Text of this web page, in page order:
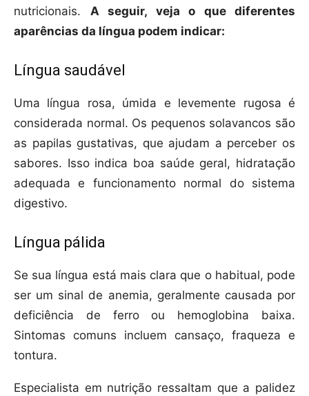
nutricionais. A seguir, veja o que diferentes
aparências da língua podem indicar:
Língua saudável
Uma língua rosa, úmida e levemente rugosa é
considerada normal. Os pequenos solavancos são
as papilas gustativas, que ajudam a perceber os
sabores. Isso indica boa saúde geral, hidratação
adequada e funcionamento normal do sistema
digestivo.
Língua pálida
Se sua língua está mais clara que o habitual, pode
ser um sinal de anemia, geralmente causada por
deficiência de ferro ou hemoglobina baixa.
Sintomas comuns incluem cansaço, fraqueza e
tontura.
Especialista em nutrição ressaltam que a palidez